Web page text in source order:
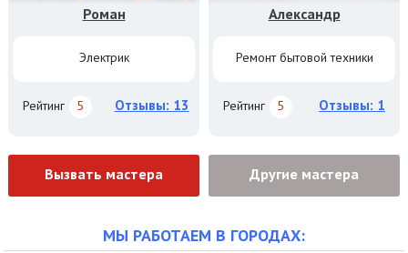
Роман
Электрик
Рейтинг 5 Отзывы: 13
Александр
Ремонт бытовой техники
Рейтинг 5 Отзывы: 1
Вызвать мастера Другие мастера
МЫ РАБОТАЕМ В ГОРОДАХ: